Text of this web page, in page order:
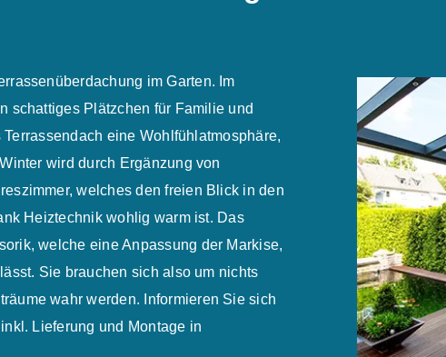
im Garten. Im
schattiges Plätzchen für Familie und
eine Wohlfühlatmosphäre,
wird durch Ergänzung von
welches den freien Blick in den
Heiztechnik wohlig warm ist. Das
welche eine Anpassung der Markise,
Sie brauchen sich also um nichts
wahr werden. Informieren Sie sich
Lieferung und Montage in